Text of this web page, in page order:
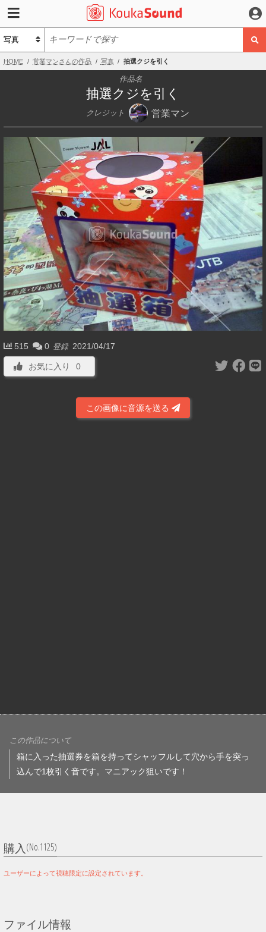
HOME 営業マンさんの作品 写真 抽選クジを引く
作品名
抽選クジを引く
クレジット 営業マン
515 0 登録 2021/04/17
お気に入り 0
この画像に音源を送る
この作品について
箱に入った抽選券を箱を持ってシャッフルして穴から手を突っ
込んで1枚引く音です。マニアック狙いです！
購入 (No.1125)
ユーザーによって視聴限定に設定されています。
ファイル情報